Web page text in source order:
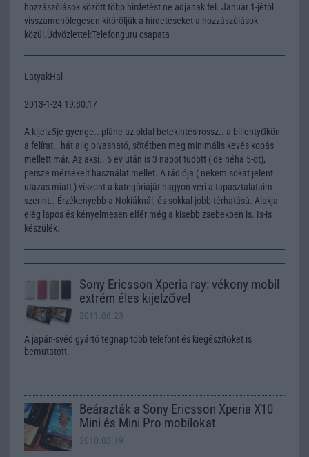
hozzászólások között több hirdetést ne adjanak fel. Január 1-jétõl
visszamenõlegesen kitöröljük a hirdetéseket a hozzászólások
közül.Üdvözlettel:Telefonguru csapata
LatyakHal
2013-1-24 19:30:17
A kijelzője gyenge.. pláne az oldal betekintés rossz.. a billentyűkön
a felírat.. hát alig olvasható, sötétben meg minimális kevés kopás
mellett már. Az aksi.. 5 év után is 3 napot tudott ( de néha 5-öt),
persze mérsékelt használat mellet. A rádiója ( nekem sokat jelent
utazás miatt ) viszont a kategóriáját nagyon veri a tapasztalataim
szerint.. Érzékenyebb a Nokiáknál, és sokkal jobb térhatású. Alakja
elég lapos és kényelmesen elfér még a kisebb zsebekben is. Is-is
készülék.
Sony Ericsson Xperia ray: vékony mobil
extrém éles kijelzővel
2011.06.23
A japán-svéd gyártó tegnap több telefont és kiegészítőket is
bemutatott.
Beárazták a Sony Ericsson Xperia X10
Mini és Mini Pro mobilokat
2010.03.19